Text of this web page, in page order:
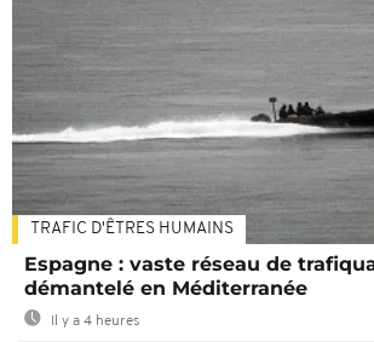
TRAFIC D'ÊTRES HUMAINS
Espagne : vaste réseau de
démantelé en Méditerranée
Il y a 4 heures